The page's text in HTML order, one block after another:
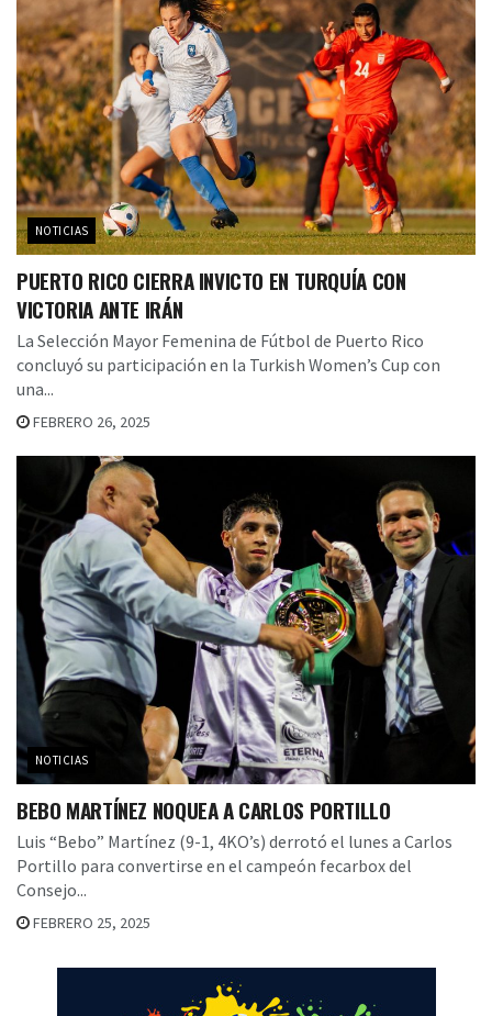
NOTICIAS
PUERTO RICO CIERRA INVICTO EN TURQUÍA CON
VICTORIA ANTE IRÁN
La Selección Mayor Femenina de Fútbol de Puerto Rico
concluyó su participación en la Turkish Women’s Cup con
una...
FEBRERO 26, 2025
NOTICIAS
BEBO MARTÍNEZ NOQUEA A CARLOS PORTILLO
Luis “Bebo” Martínez (9-1, 4KO’s) derrotó el lunes a Carlos
Portillo para convertirse en el campeón fecarbox del
Consejo...
FEBRERO 25, 2025